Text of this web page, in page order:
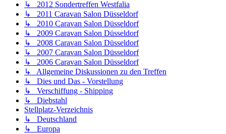
↳ 2012 Sondertreffen Westfalia
↳ 2011 Caravan Salon Düsseldorf
↳ 2010 Caravan Salon Düsseldorf
↳ 2009 Caravan Salon Düsseldorf
↳ 2008 Caravan Salon Düsseldorf
↳ 2007 Caravan Salon Düsseldorf
↳ 2006 Caravan Salon Düsseldorf
↳ Allgemeine Diskussionen zu den Treffen
↳ Dies und Das - Vorstellung
↳ Verschiffung - Shipping
↳ Diebstahl
Stellplatz-Verzeichnis
↳ Deutschland
↳ Europa